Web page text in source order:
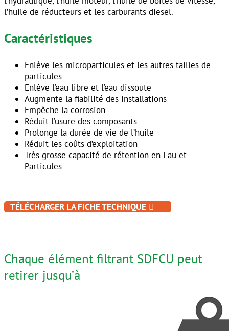
l’huile de réducteurs et les carburants diesel.
Caractéristiques
Enlève les microparticules et les autres tailles de
particules
Enlève l’eau libre et l’eau dissoute
Augmente la fiabilité des installations
Empêche la corrosion
Réduit l’usure des composants
Prolonge la durée de vie de l’huile
Réduit les coûts d’exploitation
Très grosse capacité de rétention en Eau et
Particules
TÉLÉCHARGER LA FICHE TECHNIQUE
Chaque élément filtrant SDFCU peut
retirer jusqu’à